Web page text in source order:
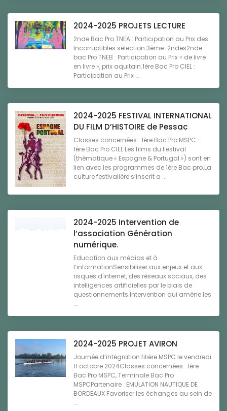
2024-2025 PROJETS LECTURE
2nde Bac Pro TNEA : Participation au Prix des
Incorruptibles sélection 3ème-2ndes2nde
bac Pro TNEB : Participation au Prix « de livre
en livre », prix aquitain.1ère Bac Pro CIEL :
Participation au Prix ...
2024-2025 FESTIVAL INTERNATIONAL
DU FILM D’HISTOIRE de Pessac
Classes concernées : 1ère Bac Pro MSPC –
1ère Bac Pro CIEL Les films du Festival
(thématique « Espagne & Portugal ») sont en
lien avec les programmes de 1ère Bac pro.La
culture festivalière s’inscrit a ...
2024-2025 Intervention de
l’association Génération
numérique.
Education aux médias et à
l’informationSensibiliser aux enjeux et aux
risques d'internet, des réseaux sociaux, des
intelligences artificielles par le biais de
questionnements.Intervention qui amène les
...
2024-2025 PROJET AVIRON
Journée d’intégration filière MSPC le vendredi
11 octobre 2024Classes concernées : 1ère
Bac Pro MSPC, Terminale Bac Pro
MSPCPartenaire : EMULATION NAUTIQUE DE
BORDEAUX Favoriser les échanges au sein de
...